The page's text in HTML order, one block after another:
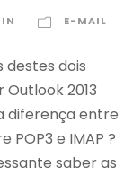
E-MAIL
dois
2013
diferença entre
POP3 e IMAP ?
saber as